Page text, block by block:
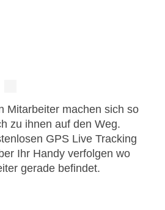
Mitarbeiter machen sich so
zu ihnen auf den Weg.
GPS Live Tracking
Ihr Handy verfolgen wo
gerade befindet.